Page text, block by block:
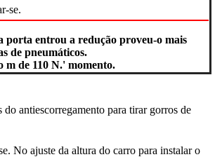
se.
porta entrou a redução proveu-o mais
de pneumáticos.
m de 110 N.' momento.
antiescorregamento para tirar gorros de
No ajuste da altura do carro para instalar o